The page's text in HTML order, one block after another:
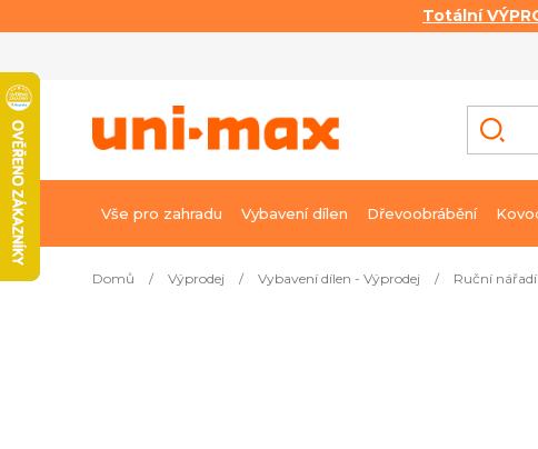
Totální
obsah
Vše pro zahradu Vybavení dílen Dřevoobrábění
Domů / Výprodej / Vybavení dílen - Výprodej / Ruční nářadí